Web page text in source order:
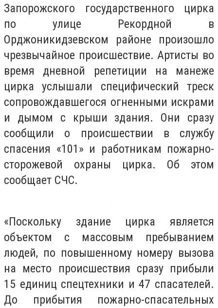
Запорожского государственного цирка
по улице Рекордной в
Орджоникидзевском районе произошло
чрезвычайное происшествие. Артисты во
время дневной репетиции на манеже
цирка услышали специфический треск
сопровождавшегося огненными искрами
и дымом с крыши здания. Они сразу
сообщили о происшествии в службу
спасения «101» и работникам пожарно-
сторожевой охраны цирка. Об этом
сообщает СЧС.
«Поскольку здание цирка является
объектом с массовым пребыванием
людей, по повышенному номеру вызова
на место происшествия сразу прибыли
15 единиц спецтехники и 47 спасателей.
До прибытия пожарно-спасательных